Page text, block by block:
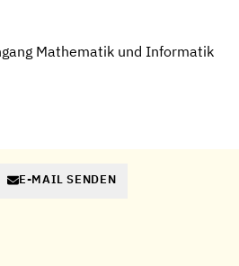
Mathematik und Informatik
E-MAIL SENDEN